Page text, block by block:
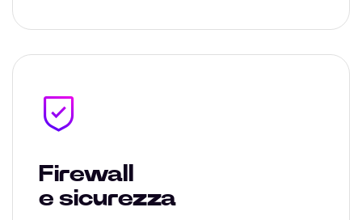
Firewall
e sicurezza